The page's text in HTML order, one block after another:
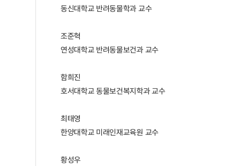
동신대학교 반려동물학과 교수
조준혁
연성대학교 반려동물보건과 교수
함희진
호서대학교 동물보건복지학과 교수
최태영
한양대학교 미래인재교육원 교수
황성우